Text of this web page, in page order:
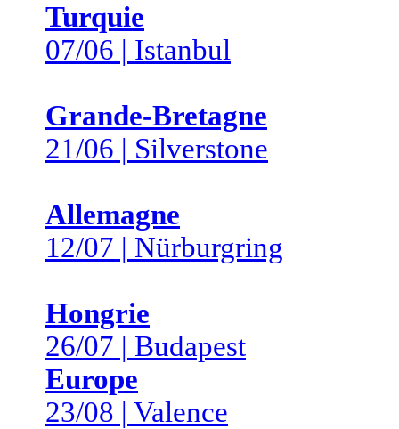
Turquie
07/06 | Istanbul
Grande-Bretagne
21/06 | Silverstone
Allemagne
12/07 | Nürburgring
Hongrie
26/07 | Budapest
Europe
23/08 | Valence